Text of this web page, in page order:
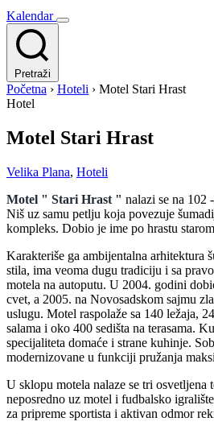
Kalendar
Pretraži
Početna › Hoteli › Motel Stari Hrast
Hotel
Motel Stari Hrast
Velika Plana, Hoteli
Motel " Stari Hrast " nalazi se na 102
Niš uz samu petlju koja povezuje
kompleks. Dobio je ime po hrastu
Karakteriše ga ambijentalna arhitektura
stila, ima veoma dugu tradiciju i sa
motela na autoputu. U 2004. godini
cvet, a 2005. na Novosadskom sajmu
uslugu. Motel raspolaže sa 140 ležaja,
salama i oko 400 sedišta na terasama.
specijaliteta domaće i strane kuhinje.
modernizovane u funkciji pružanja
U sklopu motela nalaze se tri osvetljena
neposredno uz motel i fudbalsko
za pripreme sportista i aktivan odmor